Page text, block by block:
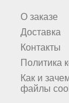
О заказе
Доставка
Контакты
Политика
Как и
файлы